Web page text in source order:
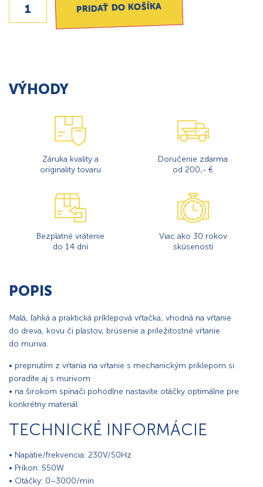
PRIDAŤ DO KOŠÍKA
VÝHODY
Záruka kvality a
originality tovaru
Doručenie zdarma
od 200,- €
Bezplatné vrátenie
do 14 dní
Viac ako 30 rokov
skúseností
POPIS
Malá, ľahká a praktická príklepová vŕtačka, vhodná na vŕtanie
do dreva, kovu či plastov, brúsenie a príležitostné vŕtanie
do muriva.
• prepnutím z vŕtania na vŕtanie s mechanickým príklepom si
poradíte aj s murivom
• na širokom spínači pohodlne nastavíte otáčky optimálne pre
konkrétny materiál
TECHNICKÉ INFORMÁCIE
• Napätie/frekvencia: 230V/50Hz
• Príkon: 550W
• Otáčky: 0–3000/min